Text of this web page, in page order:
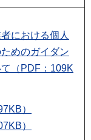
における個人
めのガイダン
（PDF：109K
）
）